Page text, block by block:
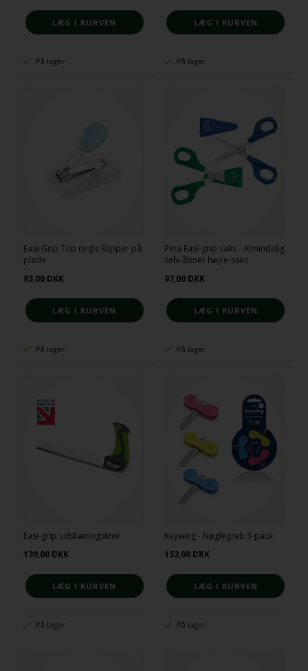
På lager På lager
Easi-Grip Top negle klipper på
plade
93,00 DKK
På lager
Peta Easi-grip saks - Almindelig
selv-åbner højre-saks
97,00 DKK
På lager
Easi-grip udskæringskniv
139,00 DKK
På lager
Keywing - Nøglegreb 3-pack
152,00 DKK
På lager